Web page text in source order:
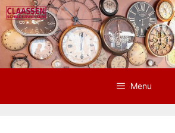
Ga
naar
de
inhoud
Menu